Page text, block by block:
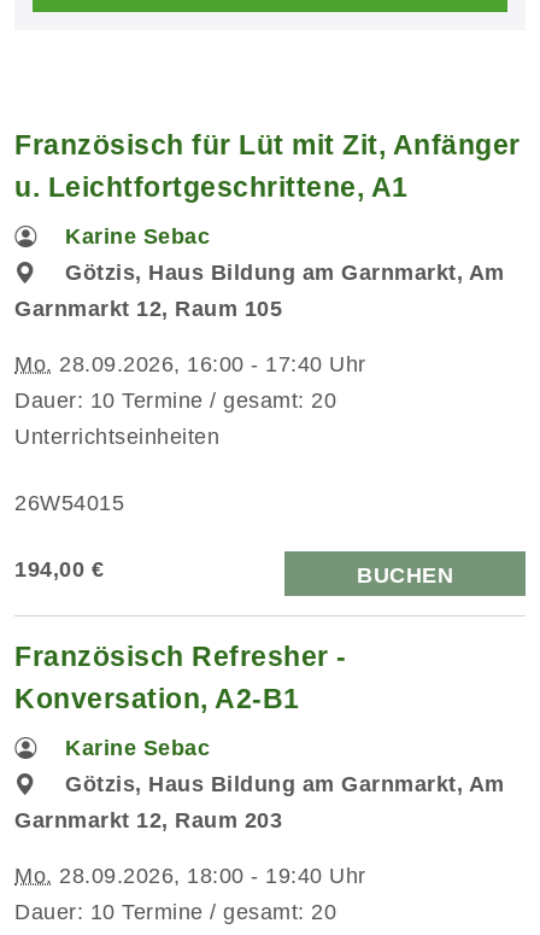
Französisch für Lüt mit Zit, Anfänger
u. Leichtfortgeschrittene, A1
Karine Sebac
Götzis, Haus Bildung am Garnmarkt, Am
Garnmarkt 12, Raum 105
Mo. 28.09.2026, 16:00 - 17:40 Uhr
Dauer: 10 Termine / gesamt: 20
Unterrichtseinheiten
26W54015
194,00 € BUCHEN
Französisch Refresher -
Konversation, A2-B1
Karine Sebac
Götzis, Haus Bildung am Garnmarkt, Am
Garnmarkt 12, Raum 203
Mo. 28.09.2026, 18:00 - 19:40 Uhr
Dauer: 10 Termine / gesamt: 20